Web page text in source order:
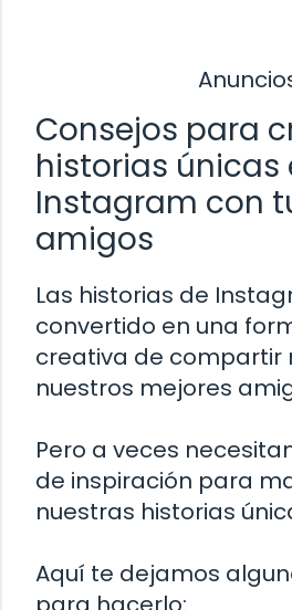
Consejos para
historias únicas
Instagram con
amigos
Las historias de
convertido en una
creativa de compartir
nuestros mejores
Pero a veces
de inspiración para
nuestras historias
Aquí te dejamos